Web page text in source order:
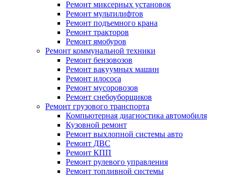
Ремонт миксерных установок
Ремонт мультилифтов
Ремонт подъемного крана
Ремонт тракторов
Ремонт ямобуров
Ремонт коммунальной техники
Ремонт бензовозов
Ремонт вакуумных машин
Ремонт илососа
Ремонт мусоровозов
Ремонт снебоуборщиков
Ремонт грузового транспорта
Компьютерная диагностика автомобиля
Кузовной ремонт
Ремонт выхлопной системы авто
Ремонт ДВС
Ремонт КПП
Ремонт рулевого управления
Ремонт топливной системы